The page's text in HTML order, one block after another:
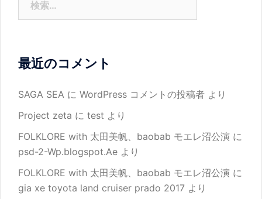
最近のコメント
SAGA SEA に WordPress コメントの投稿者 より
Project zeta に test より
FOLKLORE with 太田美帆、baobab モエレ沼公演 に
psd-2-Wp.blogspot.Ae より
FOLKLORE with 太田美帆、baobab モエレ沼公演 に
gia xe toyota land cruiser prado 2017 より